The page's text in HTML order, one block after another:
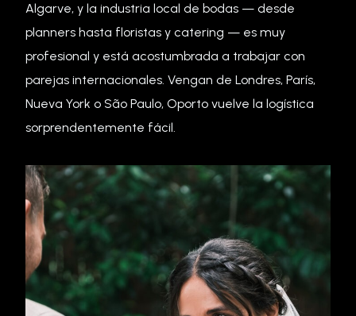
Algarve, y la industria local de bodas — desde
planners hasta floristas y catering — es muy
profesional y está acostumbrada a trabajar con
parejas internacionales. Vengan de Londres, París,
Nueva York o São Paulo, Oporto vuelve la logística
sorprendentemente fácil.